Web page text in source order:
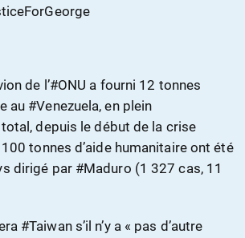
de l’#ONU a fourni 12 tonnes
au #Venezuela, en plein
depuis le début de la crise
tonnes d’aide humanitaire ont été
dirigé par #Maduro (1 327 cas, 11
#Taiwan s’il n’y a « pas d’autre